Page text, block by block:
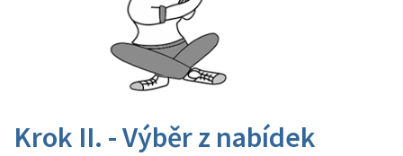
Krok II. - Výběr z nabídek